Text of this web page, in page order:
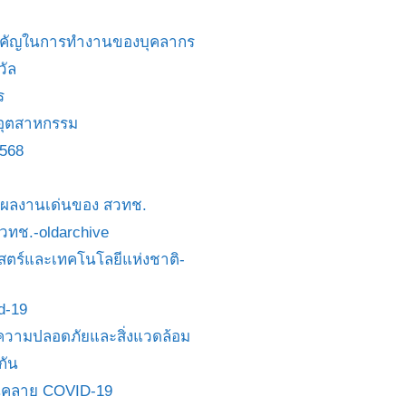
ญในการทำงานของบุคลากร
ล
ตสาหกรรม
ลงานเด่นของ สวทช.
ทช.-oldarchive
ร์และเทคโนโลยีแห่งชาติ-
19
ามปลอดภัยและสิ่งแวดล้อม
น
ลาย COVID-19